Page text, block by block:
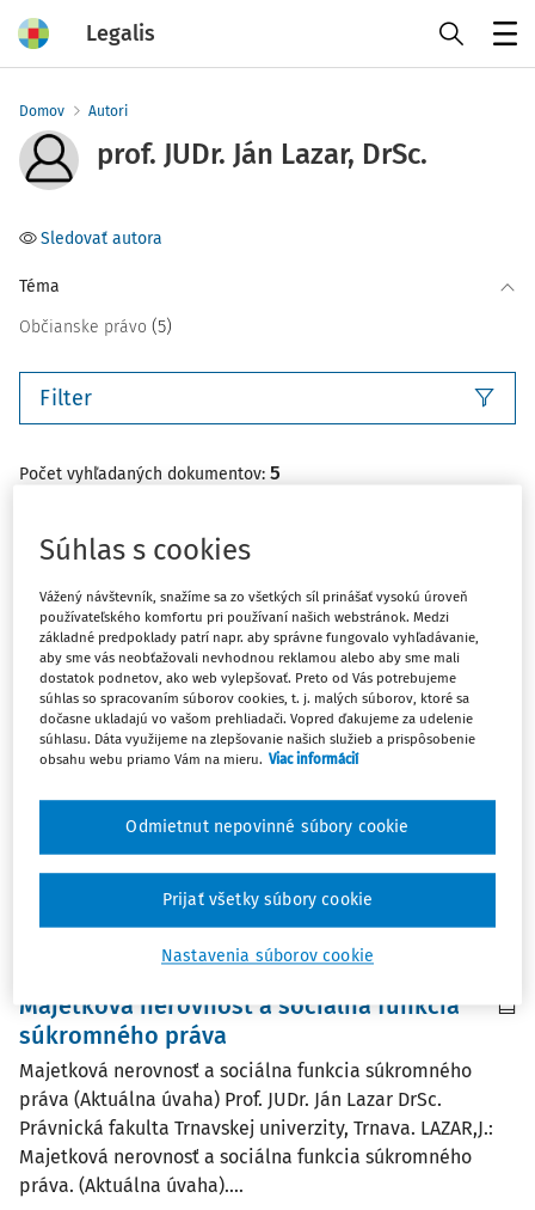
Legalis
Domov Autori
prof. JUDr. Ján Lazar, DrSc.
Sledovať autora
Téma
Občianske právo (5)
Filter
Počet vyhľadaných dokumentov: 5
Najnovšie Najstaršie
ČLÁNKY
Zamyslenie nad rekodifikáciou
slovenského súkromného práva
Autor sa v predloženom článku zaoberá rekodifikáciou
slovenského súkromného práva, jej doterajším
priebehom, potrebou finalizácie legislatívneho procesu
presented article the author deals with ...
/ 17 minút čítania
Majetková nerovnosť a sociálna funkcia
súkromného práva
Majetková nerovnosť a sociálna funkcia súkromného
práva (Aktuálna úvaha) Prof. JUDr. Ján Lazar DrSc.
Právnická fakulta Trnavskej univerzity, Trnava. LAZAR,J.:
Majetková nerovnosť a sociálna funkcia súkromného
práva. (Aktuálna úvaha)....
Súhlas s cookies
Vážený návštevník, snažíme sa zo všetkých síl prinášať vysokú úroveň
používateľského komfortu pri používaní našich webstránok. Medzi
základné predpoklady patrí napr. aby správne fungovalo vyhľadávanie,
aby sme vás neobťažovali nevhodnou reklamou alebo aby sme mali
dostatok podnetov, ako web vylepšovať. Preto od Vás potrebujeme
súhlas so spracovaním súborov cookies, t. j. malých súborov, ktoré sa
dočasne ukladajú vo vašom prehliadači. Vopred ďakujeme za udelenie
súhlasu. Dáta využijeme na zlepšovanie našich služieb a prispôsobenie
obsahu webu priamo Vám na mieru. Viac informácií
Nastavenia súborov cookie
Odmietnut nepovinné súbory cookie
Prijať všetky súbory cookie